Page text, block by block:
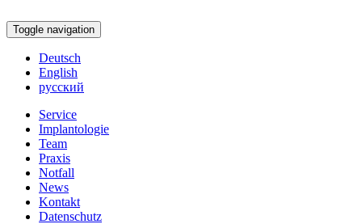
Toggle navigation
Deutsch
English
русский
Service
Implantologie
Team
Praxis
Notfall
News
Kontakt
Datenschutz